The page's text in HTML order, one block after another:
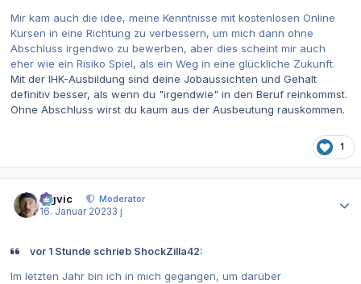
Mir kam auch die idee, meine Kenntnisse mit kostenlosen Online
Kursen in eine Richtung zu verbessern, um mich dann ohne
Abschluss irgendwo zu bewerben, aber dies scheint mir auch
eher wie ein Risiko Spiel, als ein Weg in eine glückliche Zukunft.
Mit der IHK-Ausbildung sind deine Jobaussichten und Gehalt
definitiv besser, als wenn du "irgendwie" in den Beruf reinkommst.
Ohne Abschluss wirst du kaum aus der Ausbeutung rauskommen.
1
bigvic
Moderator
16. Januar 20233 j
vor 1 Stunde schrieb ShockZilla42:
Im letzten Jahr bin ich in mich gegangen, um darüber